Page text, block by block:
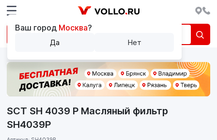
SCT SH 4039 P Масляный фильтр
SH4039P
Ваш город Москва?
Да Нет